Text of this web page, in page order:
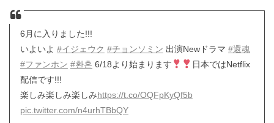
6月に入りました!!!
いよいよ #イジェウク #チョンソミン 出演Newドラマ #還魂
#ファンホン #환혼 6/18より始まります
日本ではNetflix
配信です!!!
楽しみ楽しみ楽しみhttps://t.co/OQFpKyQf5b
pic.twitter.com/n4urhTBbQY